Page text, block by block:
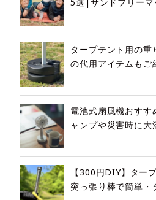
タープテント用の
の代用アイテムもご
電池式扇風機おすす
ャンプや災害時に大
【300円DIY】ター
突っ張り棒で簡単・